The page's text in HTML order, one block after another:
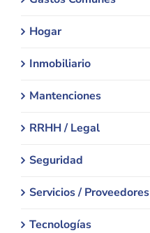
Hogar
Inmobiliario
Mantenciones
RRHH / Legal
Seguridad
Servicios / Proveedores
Tecnologías